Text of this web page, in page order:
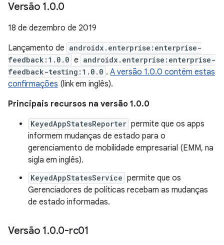
Versão 1.0.0
18 de dezembro de 2019
Lançamento de androidx.enterprise:enterprise-
feedback:1.0.0 e androidx.enterprise:enterprise-
feedback-testing:1.0.0 . A versão 1.0.0 contém estas
confirmações (link em inglês).
Principais recursos na versão 1.0.0
KeyedAppStatesReporter permite que os apps
informem mudanças de estado para o
gerenciamento de mobilidade empresarial (EMM, na
sigla em inglês).
KeyedAppStatesService permite que os
Gerenciadores de políticas recebam as mudanças
de estado informadas.
Versão 1.0.0-rc01